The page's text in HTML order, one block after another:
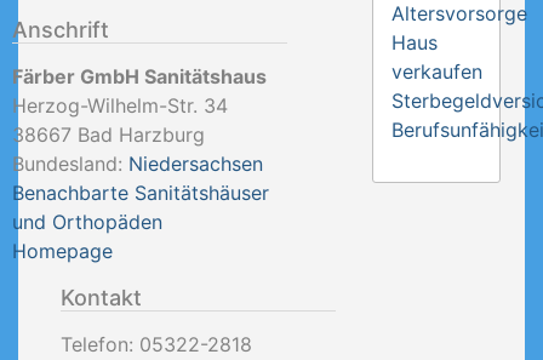
Anschrift
Färber GmbH Sanitätshaus
Herzog-Wilhelm-Str. 34
38667 Bad Harzburg
Bundesland: Niedersachsen
Benachbarte Sanitätshäuser
und Orthopäden
Homepage
Kontakt
Telefon: 05322-2818
Altersvorsorge
Haus
verkaufen